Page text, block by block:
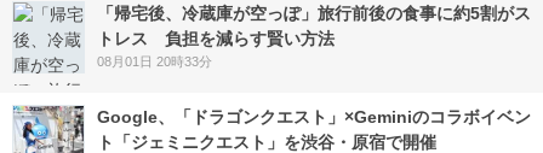
「帰宅後、冷蔵庫が空っぽ」旅行前後の食事に約5割がス
トレス 負担を減らす賢い方法
08月01日 20時33分
Google、「ドラゴンクエスト」×Geminiのコラボイベン
ト「ジェミニクエスト」を渋谷・原宿で開催